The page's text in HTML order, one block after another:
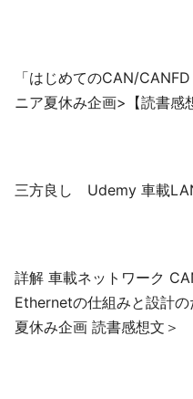
「はじめてのCAN/
ニア夏休み企画>【読書感
三方良し Udemy 車載
詳解 車載ネットワーク
Ethernetの仕組みと設計
夏休み企画 読書感想文＞